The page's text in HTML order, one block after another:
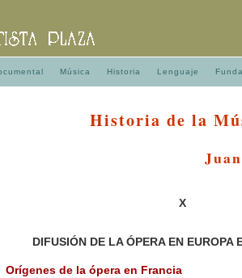
Música Historia Lenguaje
Historia de la
X
DIFUSIÓN DE LA ÓPERA EN EUROPA
Orígenes de la ópera en Francia